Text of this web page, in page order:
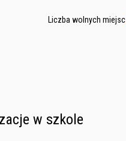
Liczba wolnych miejsc
w szkole